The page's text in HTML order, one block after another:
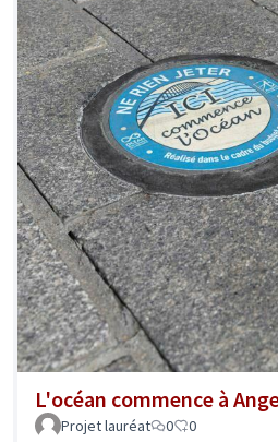
L'océan commence à
Projet lauréat 0 0